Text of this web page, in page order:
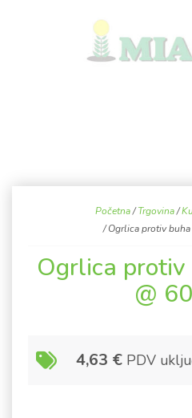
Početna/Trgovina/
/ Ogrlica protiv buha
Ogrlica protiv
@
4,63 € PDV